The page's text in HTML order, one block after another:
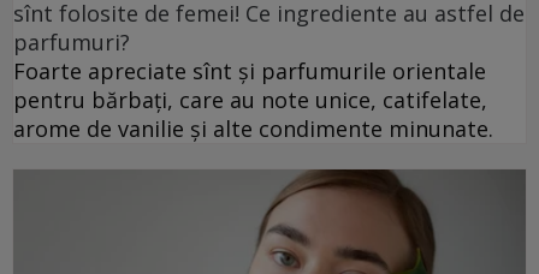
sînt folosite de femei! Ce ingrediente au astfel de
parfumuri?
Foarte apreciate sînt și parfumurile orientale
pentru bărbați, care au note unice, catifelate,
arome de vanilie și alte condimente minunate.